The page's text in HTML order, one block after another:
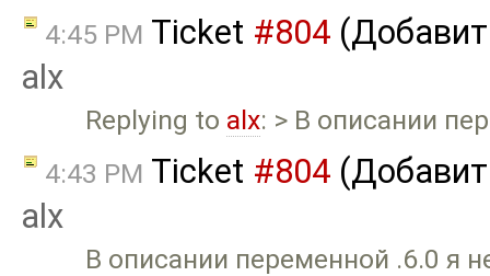
4:45 PM Ticket #804
alx
Replying to alx: > В описании
4:43 PM Ticket #804
alx
В описании переменной .6.0 я